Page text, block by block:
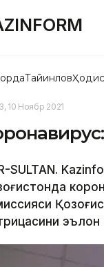
Тайинлов
10 Ноябр 2021
SULTAN.